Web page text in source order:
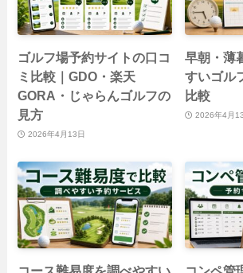
ゴルフ場予約サイトの口コ
ミ比較｜GDO・楽天
GORA・じゃらんゴルフの
見方
2026年4月13日
早朝・薄
すいゴル
比較
2026年4月